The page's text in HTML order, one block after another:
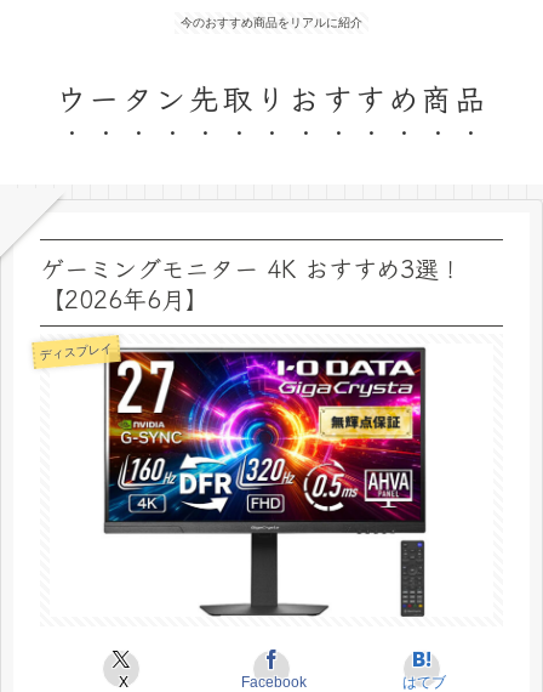
今のおすすめ商品をリアルに紹介
ウータン先取りおすすめ商品
ゲーミングモニター 4K おすすめ3選！
【2026年6月】
ディスプレイ
X Facebook はてブ